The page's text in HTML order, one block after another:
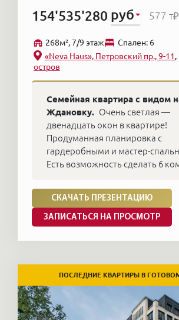
154'535'280 руб 577 т₽
268м², 7/9 этаж
Cпален: 6
«Neva Haus», Петровский пр., 9-11
остров
Семейная квартира с видом
Ждановку. Очень светлая —
двенадцать окон в квартире!
Продуманная планировка с
гардеробными и мастер-
Есть возможность сделать 6
СКАЧАТЬ ПРЕЗЕНТАЦИЮ
ЗАПИСАТЬСЯ НА ПРОСМОТР
ПОСЛЕДНИЕ КВАРТИРЫ В